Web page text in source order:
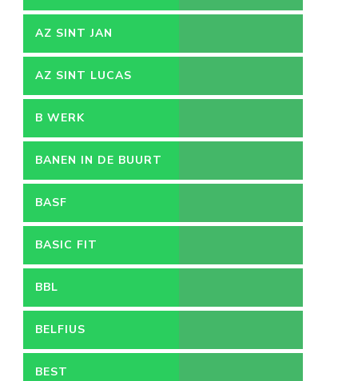
AZ SINT JAN
VACATURES
AZ SINT LUCAS
B WERK
BANEN IN DE BUURT
BASF
BASIC FIT
BBL
BELFIUS
BEST